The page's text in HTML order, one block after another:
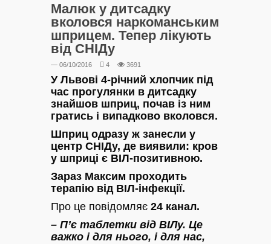
Малюк у дитсадку
вколовся наркоманським
шприцем. Тепер лікують
від СНІДу
— 06/10/2016 4 3691
У Львові 4-річний хлопчик під
час прогулянки в дитсадку
знайшов шприц, почав із ним
гратись і випадково вколовся.
Шприц одразу ж занесли у
центр СНІДу, де виявили: кров
у шприці є ВІЛ-позитивною.
Зараз Максим проходить
терапію від ВІЛ-інфекції.
Про це повідомляє 24 канал.
– П’є таблетки від ВІЛу. Це
важко і для нього, і для нас,